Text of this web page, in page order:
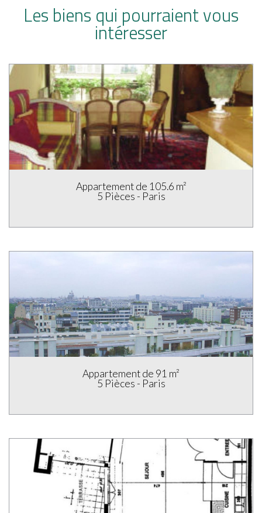
Les biens qui pourraient vous
intéresser
Appartement de 105.6 m²
5 Pièces - Paris
Appartement de 91 m²
5 Pièces - Paris